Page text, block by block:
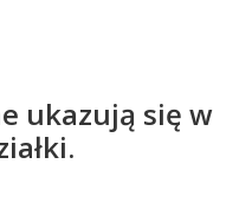
ukazują się w